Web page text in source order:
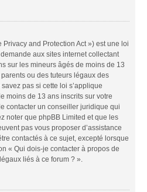
Privacy and Protection Act ») est une loi
aux sites internet collectant
sur les mineurs âgés de moins de 13
ou des tuteurs légaux des
pas si cette loi s’applique
moins de 13 ans inscrits sur votre
contacter un conseiller juridique qui
noter que phpBB Limited et que les
pas vous proposer d’assistance
contactés à ce sujet, excepté lorsque
« Qui dois-je contacter à propos de
liés à ce forum ? ».